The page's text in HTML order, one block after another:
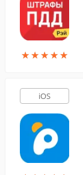
★★★★★
★★★★★
iOS